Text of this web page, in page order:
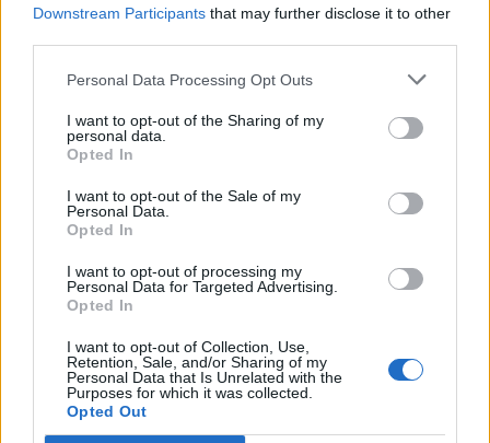
Downstream Participants that may further disclose it to other
Personal Data Processing Opt Outs
I want to opt-out of the Sharing of my
personal data.
Opted In
I want to opt-out of the Sale of my
Personal Data.
Opted In
I want to opt-out of processing my
Personal Data for Targeted Advertising.
Opted In
I want to opt-out of Collection, Use,
Retention, Sale, and/or Sharing of my
Personal Data that Is Unrelated with the
Purposes for which it was collected.
Opted Out
Mobile Site Apps
Si estás empezando a utilizarGoogle Ads
, te será útil
laGuía para crear una campaña de anuncios en
APRENDE A CREAR CAMPAÑAS DE MÁXIMO
Puedes hacer el
móvilesenSkillshop, el centro de exámenes y
certificación deGoogle.
VER MÁS EXÁMENES DE SKILLSHOP - ACADEMY FOR ADS